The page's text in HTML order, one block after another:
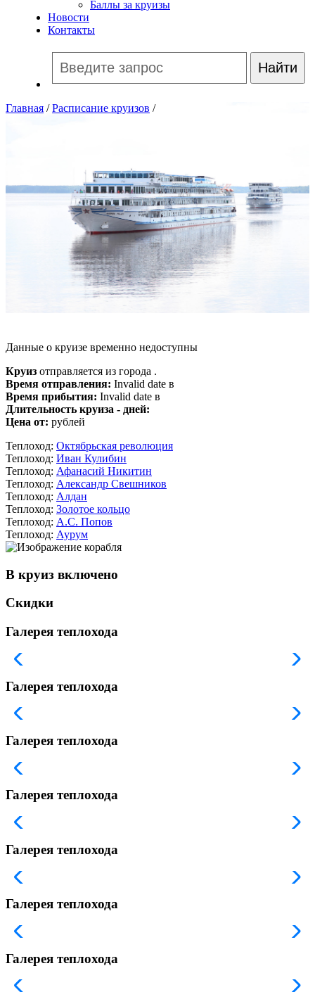
Баллы за круизы
Новости
Контакты
Главная /Расписание круизов /
Данные о круизе временно недоступны
Круиз отправляется из города .
Время отправления: Invalid date в
Время прибытия: Invalid date в
Длительность круиза - дней:
Цена от: рублей
Теплоход: Октябрьская революция
Теплоход: Иван Кулибин
Теплоход: Афанасий Никитин
Теплоход: Александр Свешников
Теплоход: Алдан
Теплоход: Золотое кольцо
Теплоход: А.С. Попов
Теплоход: Аурум
В круиз включено
Скидки
Галерея теплохода
Галерея теплохода
Галерея теплохода
Галерея теплохода
Галерея теплохода
Галерея теплохода
Галерея теплохода